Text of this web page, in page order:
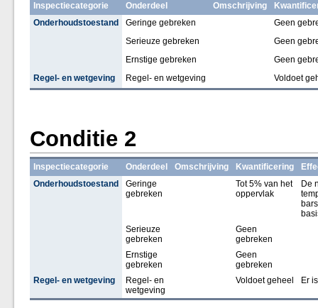
Inspectiecategorie Onderdeel Omschrijving
Onderhoudstoestand
Geringe gebreken
Geen
Serieuze gebreken
Geen
Ernstige gebreken
Geen
Regel- en wetgeving
Regel- en wetgeving Voldoet
Conditie 2
Inspectiecategorie Onderdeel Omschrijving Kwantificering
Onderhoudstoestand
Geringe
gebreken
Tot 5% van het
oppervlak
De
Serieuze
gebreken
Geen
gebreken
Ernstige
gebreken
Geen
gebreken
Regel- en wetgeving
Regel- en
wetgeving
Voldoet geheel Er